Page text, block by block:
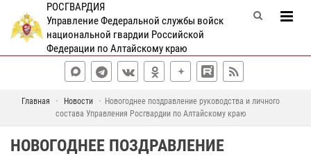
РОСГВАРДИЯ
Управление Федеральной службы войск
национальной гвардии Российской
Федерации по Алтайскому краю
Главная Новости
Новогоднее поздравление руководства и личного
состава Управления Росгвардии по Алтайскому краю
НОВОГОДНЕЕ ПОЗДРАВЛЕНИЕ